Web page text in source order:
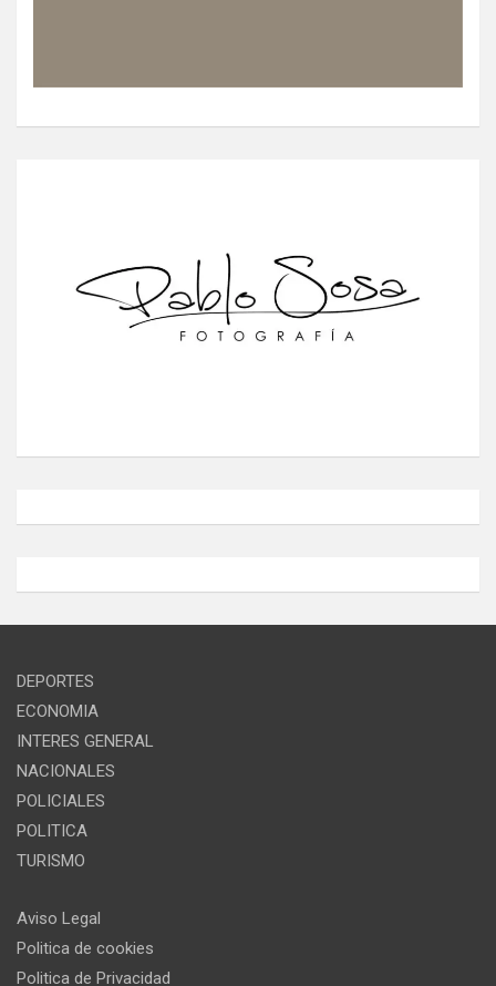
DEPORTES
ECONOMIA
INTERES GENERAL
NACIONALES
POLICIALES
POLITICA
TURISMO
Aviso Legal
Politica de cookies
Politica de Privacidad